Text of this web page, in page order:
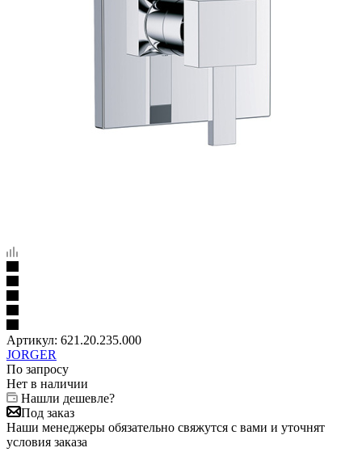
Артикул: 621.20.235.000
JORGER
По запросу
Нет в наличии
Нашли дешевле?
Под заказ
Наши менеджеры обязательно свяжутся с вами и уточнят
условия заказа